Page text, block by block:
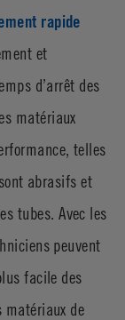
rapide
et
d’arrêt des
matériaux
telles
abrasifs et
tubes. Avec les
peuvent
facile des
matériaux de